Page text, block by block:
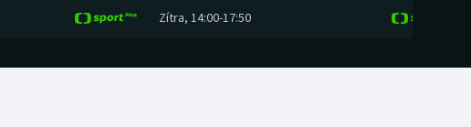
Zítra, 14:00-17:50